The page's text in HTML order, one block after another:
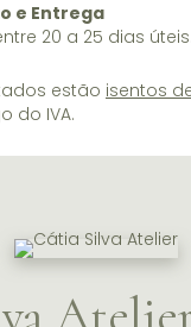
e Entrega
20 a 25 dias
estão isentos
do IVA.